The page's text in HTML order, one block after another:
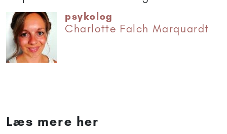
psykolog
Charlotte Falch Marquardt
Læs mere her